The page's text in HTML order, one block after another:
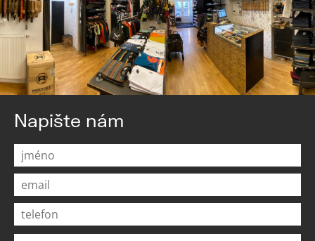
Napište nám